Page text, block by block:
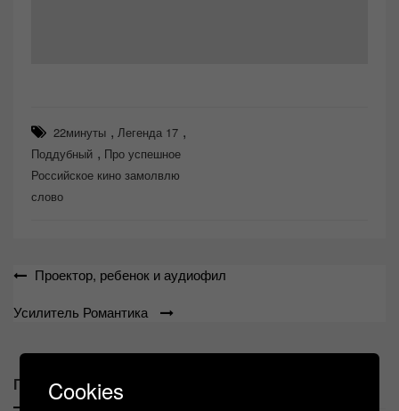
22минуты , Легенда 17 ,
Поддубный , Про успешное
Российское кино замолвлю
слово
Навигация
записям
Проектор, ребенок и аудиофил
Усилитель Романтика
Похожие сообщение
Cookies